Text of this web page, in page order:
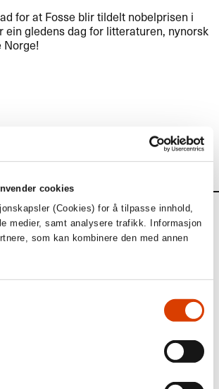
cookies
(Cookies) for å tilpasse innhold,
medier, samt analysere trafikk. Informasjon
som kan kombinere den med annen
for at Fosse blir tildelt nobelprisen i
ein gledens dag for litteraturen, nynorsk
Norge!
kilder om Jon Fosses forfatterskapher